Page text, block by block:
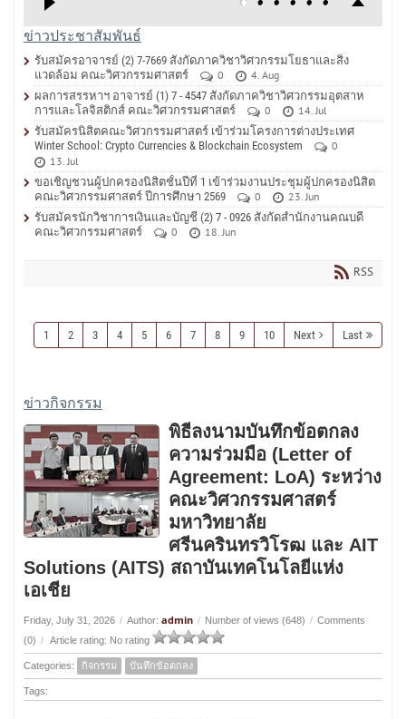
ข่าวประชาสัมพันธ์
รับสมัครอาจารย์ (2) 7-7669 สังกัดภาควิชาวิศวกรรมโยธาและสิ่ง
แวดล้อม คณะวิศวกรรมศาสตร์
0
4. Aug
ผลการสรรหาฯ อาจารย์ (1) 7 - 4547 สังกัดภาควิชาวิศวกรรมอุตสาห
การและโลจิสติกส์ คณะวิศวกรรมศาสตร์
0
14. Jul
รับสมัครนิสิตคณะวิศวกรรมศาสตร์ เข้าร่วมโครงการต่างประเทศ
Winter School: Crypto Currencies & Blockchain Ecosystem
0
13. Jul
ขอเชิญชวนผู้ปกครองนิสิตชั้นปีที่ 1 เข้าร่วมงานประชุมผู้ปกครองนิสิต
คณะวิศวกรรมศาสตร์ ปีการศึกษา 2569
0
23. Jun
รับสมัครนักวิชาการเงินและบัญชี (2) 7 - 0926 สังกัดสำนักงานคณบดี
คณะวิศวกรรมศาสตร์
0 18. Jun
RSS
1 2 3 4 5 6 7 8 9 10 Next Last
ข่าวกิจกรรม
พิธีลงนามบันทึกข้อตกลง
ความร่วมมือ (Letter of
Agreement: LoA) ระหว่าง
คณะวิศวกรรมศาสตร์
มหาวิทยาลัย
ศรีนครินทรวิโรฒ และ AIT
Solutions (AITS) สถาบันเทคโนโลยีแห่ง
เอเชีย
Friday, July 31, 2026 / Author: admin / Number of views (648) / Comments
(0) / Article rating: No rating
Categories: กิจกรรม บันทึกข้อตกลง
Tags: